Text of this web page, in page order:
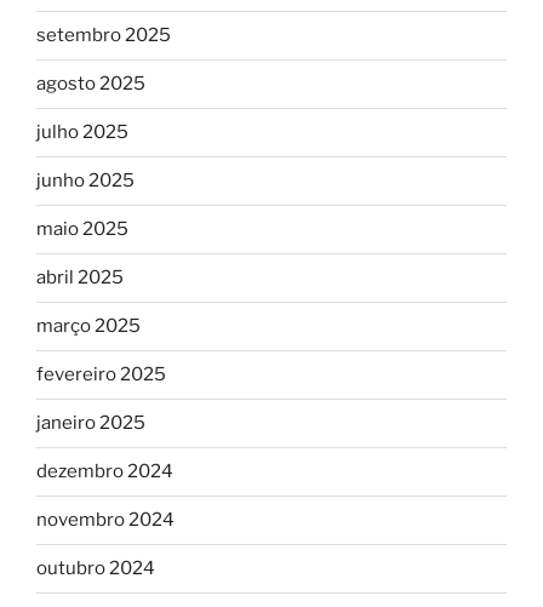
setembro 2025
agosto 2025
julho 2025
junho 2025
maio 2025
abril 2025
março 2025
fevereiro 2025
janeiro 2025
dezembro 2024
novembro 2024
outubro 2024